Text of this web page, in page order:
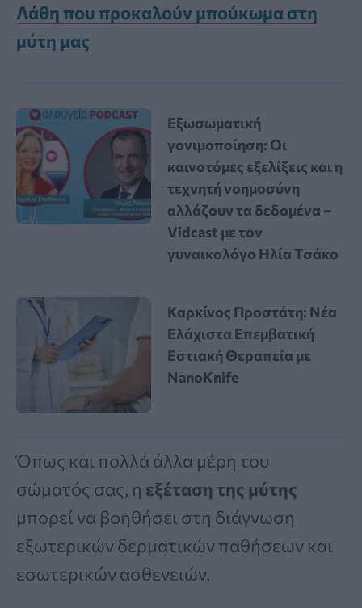
Λάθη που προκαλούν μπούκωμα στη
μύτη μας
Εξωσωματική
γονιμοποίηση: Οι
καινοτόμες εξελίξεις και η
τεχνητή νοημοσύνη
αλλάζουν τα δεδομένα –
Vidcast με τον
γυναικολόγο Ηλία Τσάκο
Καρκίνος Προστάτη: Νέα
Ελάχιστα Επεμβατική
Εστιακή Θεραπεία με
NanoKnife
Όπως και πολλά άλλα μέρη του
σώματός σας, η εξέταση της μύτης
μπορεί να βοηθήσει στη διάγνωση
εξωτερικών δερματικών παθήσεων και
εσωτερικών ασθενειών.